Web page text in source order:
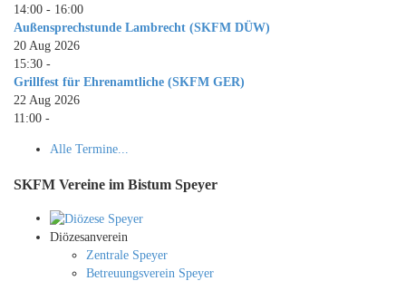
14:00 - 16:00
Außensprechstunde Lambrecht (SKFM DÜW)
20 Aug 2026
15:30 -
Grillfest für Ehrenamtliche (SKFM GER)
22 Aug 2026
11:00 -
Alle Termine...
SKFM Vereine im Bistum Speyer
Diözesanverein
Zentrale Speyer
Betreuungsverein Speyer